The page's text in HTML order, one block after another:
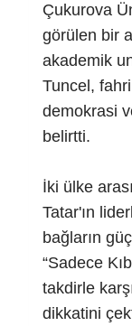
Çukurova
görülen bir
akademik
Tuncel,
demokrasi
belirtti.
İki ülke
Tatar'ın
bağların
“Sadece
takdirle
dikkatini